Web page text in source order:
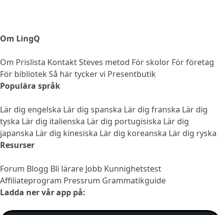
Om LingQ
Om Prislista KontaktSteves metod För skolor För företag
För bibliotek Så här tycker vi Presentbutik
Populära språk
Lär dig engelska Lär dig spanska Lär dig franska Lär dig
tyska Lär dig italienska Lär dig portugisiska Lär dig
japanska Lär dig kinesiska Lär dig koreanska Lär dig ryska
Resurser
Forum Blogg Bli lärare Jobb Kunnighetstest
Affiliateprogram Pressrum Grammatikguide
Ladda ner vår app på: